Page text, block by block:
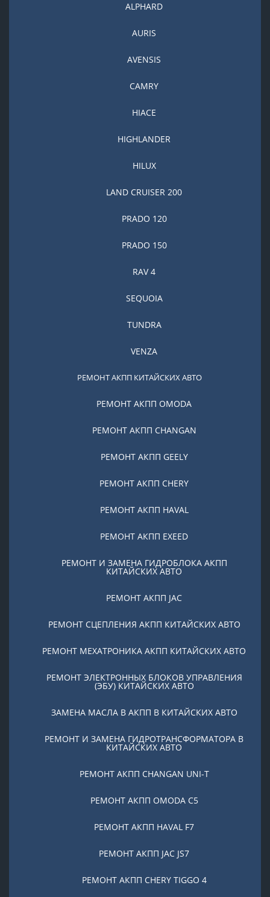
ALPHARD
AURIS
AVENSIS
CAMRY
HIACE
HIGHLANDER
HILUX
LAND CRUISER 200
PRADO 120
PRADO 150
RAV 4
SEQUOIA
TUNDRA
VENZA
РЕМОНТ АКПП КИТАЙСКИХ АВТО
РЕМОНТ АКПП OMODA
РЕМОНТ АКПП CHANGAN
РЕМОНТ АКПП GEELY
РЕМОНТ АКПП CHERY
РЕМОНТ АКПП HAVAL
РЕМОНТ АКПП EXEED
РЕМОНТ И ЗАМЕНА ГИДРОБЛОКА АКПП
КИТАЙСКИХ АВТО
РЕМОНТ АКПП JAC
РЕМОНТ СЦЕПЛЕНИЯ АКПП КИТАЙСКИХ АВТО
РЕМОНТ МЕХАТРОНИКА АКПП КИТАЙСКИХ АВТО
РЕМОНТ ЭЛЕКТРОННЫХ БЛОКОВ УПРАВЛЕНИЯ
(ЭБУ) КИТАЙСКИХ АВТО
ЗАМЕНА МАСЛА В АКПП В КИТАЙСКИХ АВТО
РЕМОНТ И ЗАМЕНА ГИДРОТРАНСФОРМАТОРА В
КИТАЙСКИХ АВТО
РЕМОНТ АКПП CHANGAN UNI-T
РЕМОНТ АКПП OMODA C5
РЕМОНТ АКПП HAVAL F7
РЕМОНТ АКПП JAC JS7
РЕМОНТ АКПП CHERY TIGGO 4